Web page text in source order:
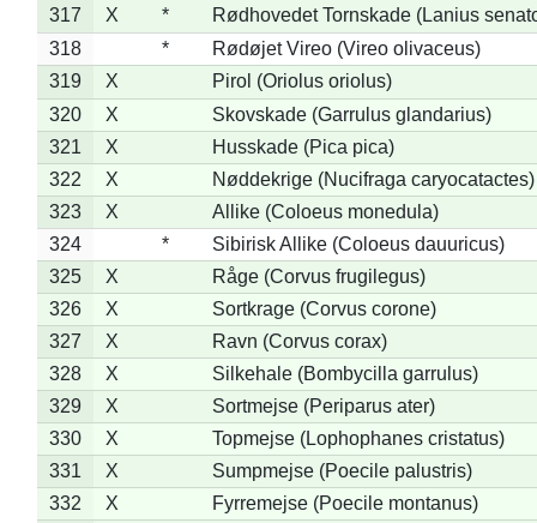
317
X *
Rødhovedet Tornskade (Lanius
318
*
Rødøjet Vireo (Vireo olivaceus)
319
X
Pirol (Oriolus oriolus)
320
X
Skovskade (Garrulus glandarius)
321
X
Husskade (Pica pica)
322
X
Nøddekrige (Nucifraga caryocatactes)
323
X
Allike (Coloeus monedula)
324
*
Sibirisk Allike (Coloeus dauuricus)
325
X
Råge (Corvus frugilegus)
326
X
Sortkrage (Corvus corone)
327
X
Ravn (Corvus corax)
328
X
Silkehale (Bombycilla garrulus)
329
X
Sortmejse (Periparus ater)
330
X
Topmejse (Lophophanes cristatus)
331
X
Sumpmejse (Poecile palustris)
332
X
Fyrremejse (Poecile montanus)